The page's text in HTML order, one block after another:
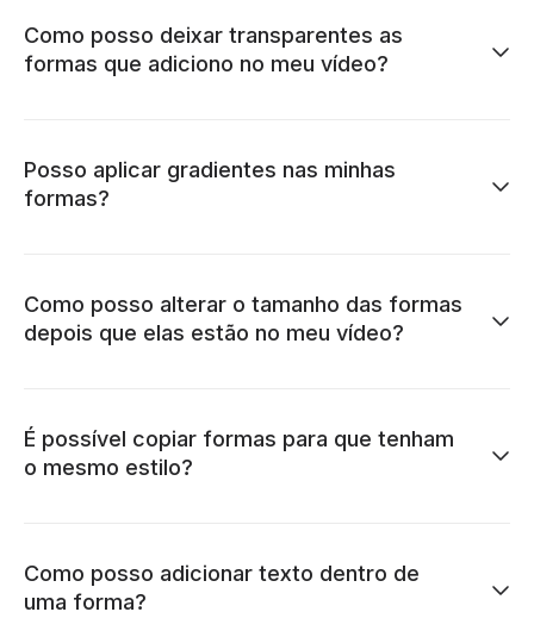
Como posso deixar transparentes as
formas que adiciono no meu vídeo?
Posso aplicar gradientes nas minhas
formas?
Como posso alterar o tamanho das formas
depois que elas estão no meu vídeo?
É possível copiar formas para que tenham
o mesmo estilo?
Como posso adicionar texto dentro de
uma forma?